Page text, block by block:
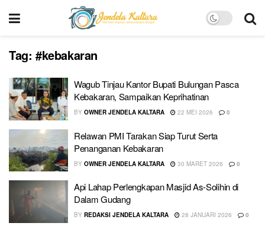
Tag: #kebakaran
Wagub Tinjau Kantor Bupati Bulungan Pasca
Kebakaran, Sampaikan Keprihatinan
BY OWNER JENDELA KALTARA 22 MEI 2026 0
Relawan PMI Tarakan Siap Turut Serta
Penanganan Kebakaran
BY OWNER JENDELA KALTARA 30 MARET 2026 0
Api Lahap Perlengkapan Masjid As-Solihin di
Dalam Gudang
BY REDAKSI JENDELA KALTARA 28 JANUARI 2026 0